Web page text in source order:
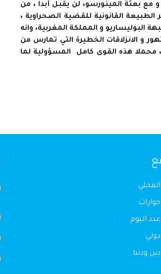
مع بعثة المينورسو، لن يقبل أبدا ، من
القانونية للقضية الصحراوية ،
البوليساريو و المملكة المغربية، وانه
و الانزلاقات الخطيرة التي تمارس من
هذه القوى كامل المسؤولية لما
المحلي
حوارات
عدد اليوم
دولي
دين ودنيا